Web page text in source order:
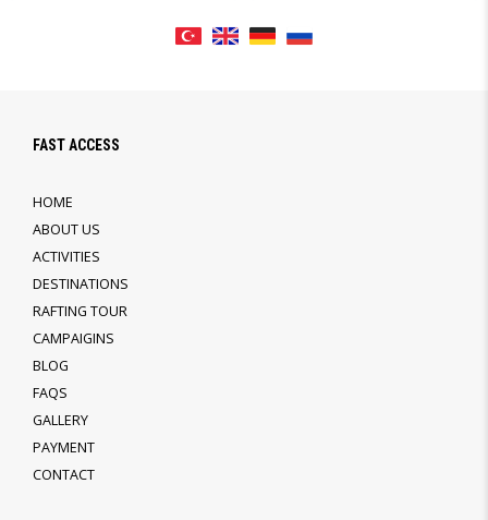
FAST ACCESS
HOME
ABOUT US
ACTIVITIES
DESTINATIONS
RAFTING TOUR
CAMPAIGINS
BLOG
FAQS
GALLERY
PAYMENT
CONTACT